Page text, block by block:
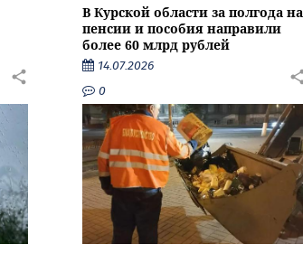
В Курской области за полгода на
пенсии и пособия направили
более 60 млрд рублей
14.07.2026
0